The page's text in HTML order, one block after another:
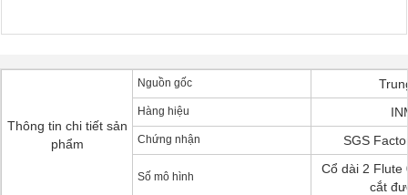
Thông tin chi tiết sản
phẩm
Nguồn gốc
Hàng hiệu
Chứng nhận SGS
Số mô hình
Cổ dài 2 Flute
cắt